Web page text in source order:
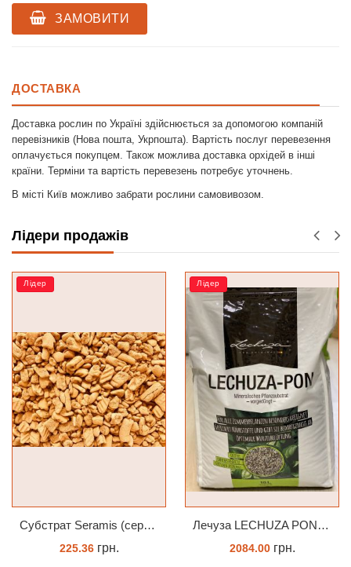
ЗАМОВИТИ
ДОСТАВКА
Доставка рослин по Україні здійснюється за допомогою компаній
перевізників (Нова пошта, Укрпошта). Вартість послуг перевезення
оплачується покупцем. Також можлива доставка орхідей в інші
країни. Терміни та вартість перевезень потребує уточнень.
В місті Київ можливо забрати рослини самовивозом.
Лідери продажів
Субстрат Seramis (серамис) крупний для орхідей 1 л Лечуза LECHUZA PON 18 літрів